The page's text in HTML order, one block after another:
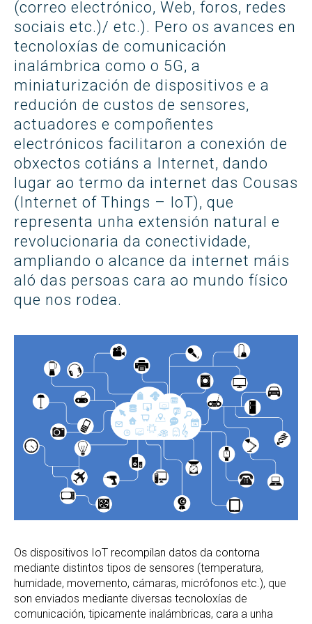
(correo electrónico, Web, foros, redes
sociais etc.)/ etc.). Pero os avances en
tecnoloxías de comunicación
inalámbrica como o 5G, a
miniaturización de dispositivos e a
redución de custos de sensores,
actuadores e compoñentes
electrónicos facilitaron a conexión de
obxectos cotiáns a Internet, dando
lugar ao termo da internet das Cousas
(Internet of Things – IoT), que
representa unha extensión natural e
revolucionaria da conectividade,
ampliando o alcance da internet máis
aló das persoas cara ao mundo físico
que nos rodea.
Os dispositivos IoT recompilan datos da contorna
mediante distintos tipos de sensores (temperatura,
humidade, movemento, cámaras, micrófonos etc.), que
son enviados mediante diversas tecnoloxías de
comunicación, tipicamente inalámbricas, cara a unha